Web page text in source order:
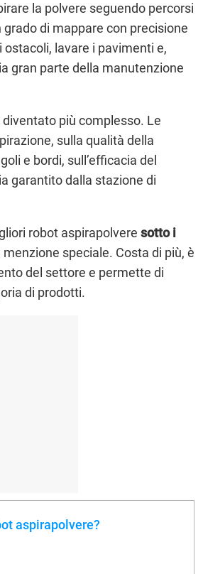
la polvere seguendo percorsi
di mappare con precisione
lavare i pavimenti e,
gran parte della manutenzione
più complesso. Le
sulla qualità della
e bordi, sull’efficacia del
garantito dalla stazione di
robot aspirapolvere sotto i
speciale. Costa di più, è
del settore e permette di
di prodotti.
aspirapolvere?